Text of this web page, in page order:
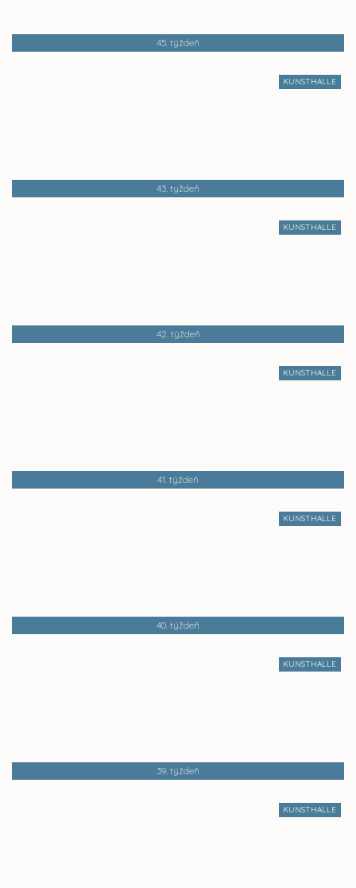
45. týždeň
KUNSTHALLE
43. tyždeň
KUNSTHALLE
42. týždeň
KUNSTHALLE
41. týždeň
KUNSTHALLE
40. týždeň
KUNSTHALLE
39. týždeň
KUNSTHALLE